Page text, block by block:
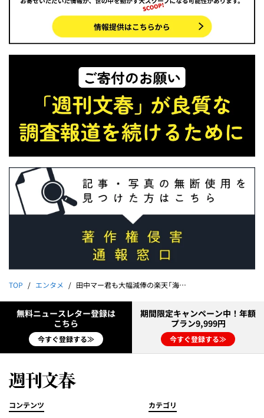
TOP エンタメ 田中マー君も大幅減俸の楽天「海外スカウトNG」の懐事情
無料ニュースレター登録は
こちら
今すぐ登録する≫
期間限定キャンペーン中！年額
プラン9,999円
今すぐ登録する≫
コンテンツ カテゴリ